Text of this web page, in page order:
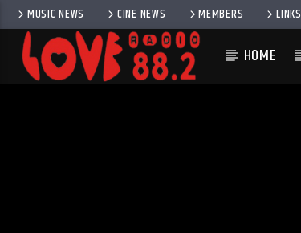
MUSIC NEWS CINE NEWS MEMBERS LINKS
HOME